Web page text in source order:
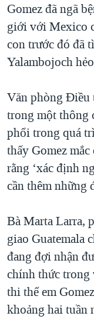
Gomez đã ngã
giới với Mexico
con trước đó đã
Yalambojoch
Văn phòng Điều
trong một thông
phổi trong quá
thấy Gomez
rằng ‘xác định
cần thêm những
Bà Marta Larra,
giao Guatemala
đang đợi nhận
chính thức trong
thi thể em
khoảng hai tuần